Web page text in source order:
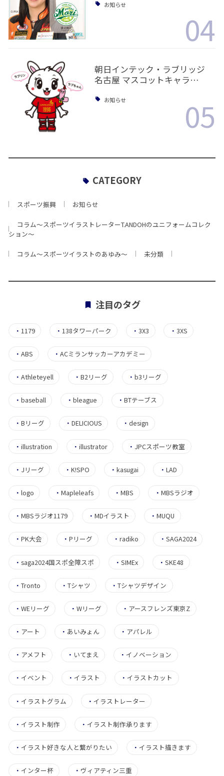
お知らせ
04
朝日インテック・ラブリッジ
名古屋 マスコットキャラ…
お知らせ 05
CATEGORY
スポーツ振興 お知らせ
コラム〜スポーツイラストレーターT.ANDOHのユニフォームコレク
ション〜
コラム〜スポーツイラストのあゆみ〜 未分類
注目のタグ
・ 1179 ・ 138タワーパーク ・3X3 ・ 3XS
・ ABS ・ACミランサッカーアカデミー
・ Athleteyell ・B2リーグ ・b3リーグ
・ baseball ・bleague ・BTテーブス
・ Bリーグ ・DELICIOUS ・design
・ illustration ・illustrator ・ JPCスポーツ教室
・ Jリーグ ・K!SPO ・kasugai ・ LAD
・ logo ・Mapleleafs ・MBS ・ MBSラジオ
・ MBSラジオ1179 ・MDイラスト ・MUQU
・ PK大会 ・Pリーグ ・radiko ・ SAGA2024
・ saga2024国スポ全障スポ ・SIMEx ・SKE48
・ Tronto ・Tシャツ ・Tシャツデザイン
・ WEリーグ ・Wリーグ ・ アースフレンズ東京Z
・ アート ・ あいみょん ・ アパレル
・ アメフト ・ いてまえ ・ イノベーション
・ イベント ・ イラスト ・ イラストカット
・ イラストグラム ・ イラストレーター
・ イラスト制作 ・ イラスト制作承ります
・ イラスト好きな人と繋がりたい ・ イラスト描きます
・ インター杯 ・ ヴィアティン三重